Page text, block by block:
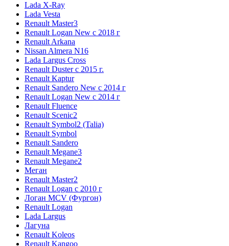
Lada X-Ray
Lada Vesta
Renault Master3
Renault Logan New с 2018 г
Renault Arkana
Nissan Almera N16
Lada Largus Cross
Renault Duster с 2015 г.
Renault Kaptur
Renault Sandero New с 2014 г
Renault Logan New с 2014 г
Renault Fluence
Renault Scenic2
Renault Symbol2 (Talia)
Renault Symbol
Renault Sandero
Renault Megane3
Renault Megane2
Меган
Renault Master2
Renault Logan c 2010 г
Логан МСV (Фургон)
Renault Logan
Lada Largus
Лагуна
Renault Koleos
Renault Kangoo